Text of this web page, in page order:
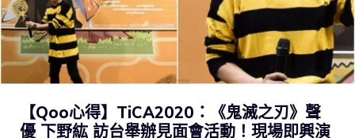
【Qoo心得】TiCA2020：《鬼滅之刃》聲
優 下野紘 訪台舉辦見面會活動！現場即興演